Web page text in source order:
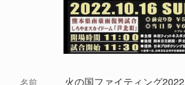
名前 火の国ファイティング2022